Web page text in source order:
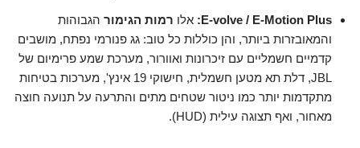
E-volve / E-Motion Plus: אלו רמות הגימור הגבוהות
והמאובזרות ביותר, והן כוללות כל טוב: גג פנורמי נפתח, מושבים
קדמיים חשמליים עם זיכרונות ואוורור, מערכת שמע פרימיום של
JBL, דלת תא מטען חשמלית, חישוקי 19 אינץ', מערכות בטיחות
מתקדמות יותר כמו ניטור שטחים מתים והתרעה על תנועה חוצה
מאחור, ואף תצוגה עילית (HUD).